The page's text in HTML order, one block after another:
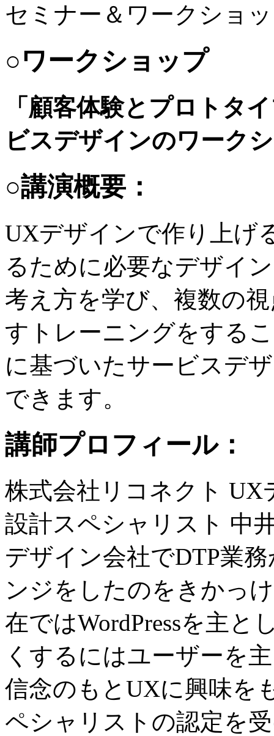
セミナー＆ワークショ
○ワークショップ
「顧客体験とプロトタ
ビスデザインのワーク
○講演概要：
UXデザインで作り上げ
るために必要なデザイ
考え方を学び、複数の
すトレーニングをする
に基づいたサービスデ
できます。
講師プロフィール：
株式会社リコネクト UX
設計スペシャリスト 中
デザイン会社でDTP業
ンジをしたのをきかっ
在ではWordPressを主と
くするにはユーザーを
信念のもとUXに興味を
ペシャリストの認定を